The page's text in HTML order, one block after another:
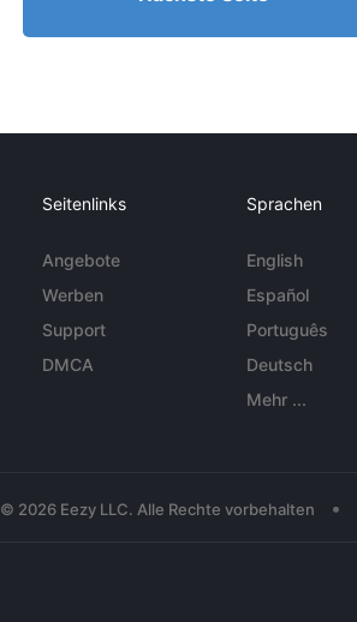
Seitenlinks
Angebote
Werben
Support
DMCA
Sprachen
English
Español
Português
Deutsch
Mehr ...
© 2026 Eezy LLC. Alle Rechte vorbehalten •